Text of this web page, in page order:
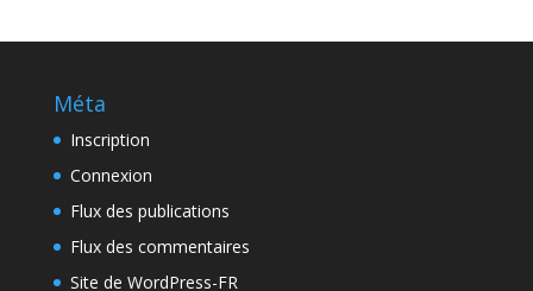
Méta
Inscription
Connexion
Flux des publications
Flux des commentaires
Site de WordPress-FR